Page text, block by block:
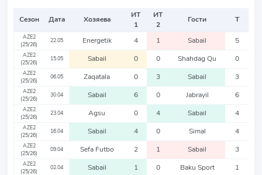
Сезон Дата Хозяева
ИТ
1
ИТ
2
Гости Т
AZE2
(25/26)
22.05 Energetik 4 1 Sabail 5
AZE2
(25/26)
15.05 Sabail 0 0 Shahdag Qu 0
AZE2
(25/26)
06.05 Zaqatala 0 3 Sabail 3
AZE2
(25/26)
30.04 Sabail 6 0 Jabrayil 6
AZE2
(25/26)
23.04 Agsu 0 4 Sabail 4
AZE2
(25/26)
16.04 Sabail 4 0 Simal 4
AZE2
(25/26)
09.04 Sefa Futbo 2 1 Sabail 3
AZE2
(25/26)
02.04 Sabail 1 0 Baku Sport 1